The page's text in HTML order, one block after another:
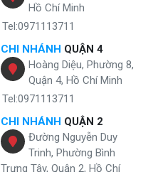
Hồ Chí Minh
Tel:0971113711
CHI NHÁNH QUẬN 4
Hoàng Diệu, Phường 8,
Quận 4, Hồ Chí Minh
Tel:0971113711
CHI NHÁNH QUẬN 2
Đường Nguyễn Duy
Trinh, Phường Bình
Trưng Tây, Quận 2, Hồ Chí